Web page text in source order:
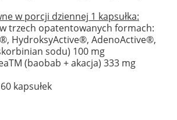
w porcji dziennej 1 kapsułka:
trzech opatentowanych formach:
HydroksyActive®, AdenoActive®,
sodu) 100 mg
(baobab + akacja) 333 mg
60 kapsułek